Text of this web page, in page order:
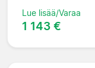
Lue lisää/Varaa
1 143 €